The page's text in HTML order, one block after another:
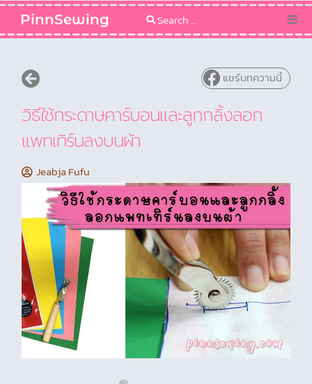
PinnSewing
Sewing Pattern
แชร์บทความนี้
วิธีใช้กระดาษคาร์บอนและลูกกลิ้งลอก
แพทเทิร์นลงบนผ้า
Jeabja Fufu